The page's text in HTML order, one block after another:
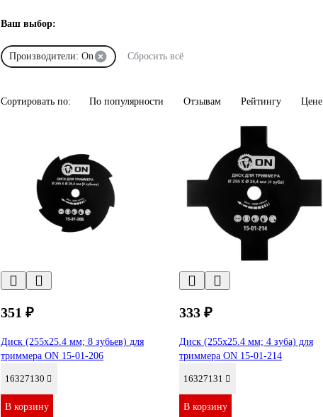
Ваш выбор:
Производители: On Сбросить всё
Сортировать по: По популярности Отзывам Рейтингу Цене
351 ₽
Диск (255х25.4 мм; 8 зубьев) для
триммера ON 15-01-206
16327130
В корзину
333 ₽
Диск (255х25.4 мм; 4 зуба) для
триммера ON 15-01-214
16327131
В корзину